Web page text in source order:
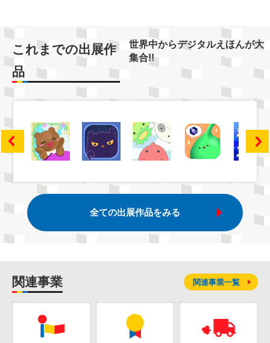
これまでの出展作
品
世界中からデジタルえほんが大
集合!!
全ての出展作品をみる
関連事業 関連事業一覧